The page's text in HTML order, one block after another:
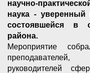
научно-
наука -
состоявшейся в
района.
Мероприятие
руководителей